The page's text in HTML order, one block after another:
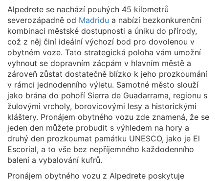
Alpedrete se nachází pouhých 45 kilometrů
severozápadně od Madridu a nabízí bezkonkurenční
kombinaci městské dostupnosti a úniku do přírody,
což z něj činí ideální výchozí bod pro dovolenou v
obytném voze. Tato strategická poloha vám umožní
vyhnout se dopravním zácpám v hlavním městě a
zároveň zůstat dostatečně blízko k jeho prozkoumání
v rámci jednodenního výletu. Samotné město slouží
jako brána do pohoří Sierra de Guadarrama, regionu s
žulovými vrcholy, borovicovými lesy a historickými
kláštery. Pronájem obytného vozu zde znamená, že se
jeden den můžete probudit s výhledem na hory a
druhý den prozkoumat památku UNESCO, jako je El
Escorial, a to vše bez nepříjemného každodenního
balení a vybalování kufrů.
Pronájem obytného vozu z Alpedrete poskytuje